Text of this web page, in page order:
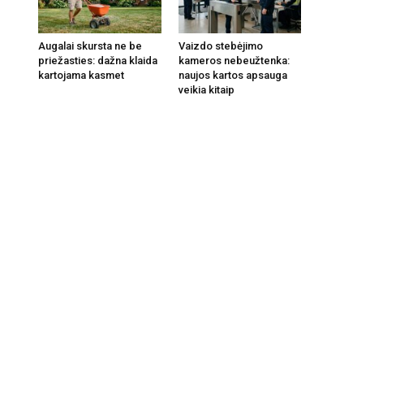
Augalai skursta ne be
priežasties: dažna klaida
kartojama kasmet
Vaizdo stebėjimo
kameros nebeužtenka:
naujos kartos apsauga
veikia kitaip